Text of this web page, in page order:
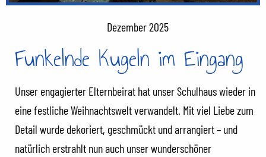
Dezember 2025
Funkelnde Kugeln im Eingang
Unser engagierter Elternbeirat hat unser Schulhaus wieder in
eine festliche Weihnachtswelt verwandelt. Mit viel Liebe zum
Detail wurde dekoriert, geschmückt und arrangiert – und
natürlich erstrahlt nun auch unser wunderschöner